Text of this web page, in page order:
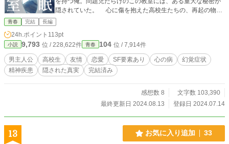
隠されていた。 心に傷を抱えた高校生たちの、再起の物
青春 完結 長編
24h.ポイント 113pt
小説 9,793 位 / 228,622件 青春 104 位 / 7,914件
男主人公 高校生 友情 恋愛 SF要素あり 心の病
幻覚症状
精神疾患
隠された真実 完結済み
感想数 8
文字数 103,390
最終更新日 2024.08.13
登録日 2024.07.14
13 お気に入り追加 33